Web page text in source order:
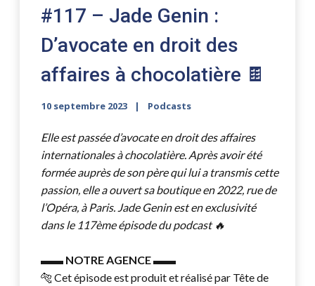
#117 – Jade Genin :
D’avocate en droit des
affaires à chocolatière 🍫
10 septembre 2023 Podcasts
Elle est passée d’avocate en droit des affaires
internationales à chocolatière. Après avoir été
formée auprès de son père qui lui a transmis cette
passion, elle a ouvert sa boutique en 2022, rue de
l’Opéra, à Paris. Jade Genin est en exclusivité
dans le 117ème épisode du podcast 🔥
▬▬ NOTRE AGENCE▬▬
🐅 Cet épisode est produit et réalisé par Tête de